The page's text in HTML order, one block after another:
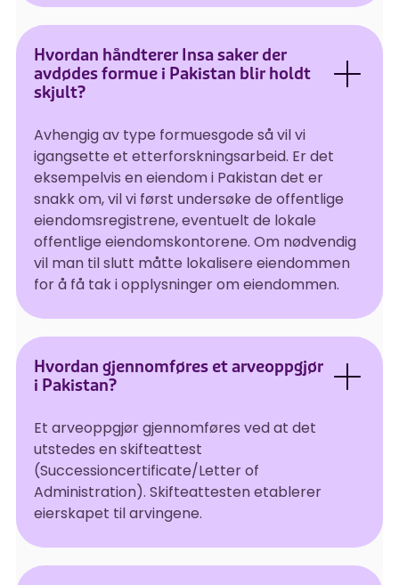
Hvordan håndterer Insa saker der
avdødes formue i Pakistan blir holdt
skjult?
Avhengig av type formuesgode så vil vi
igangsette et etterforskningsarbeid. Er det
eksempelvis en eiendom i Pakistan det er
snakk om, vil vi først undersøke de offentlige
eiendomsregistrene, eventuelt de lokale
offentlige eiendomskontorene. Om nødvendig
vil man til slutt måtte lokalisere eiendommen
for å få tak i opplysninger om eiendommen.
Hvordan gjennomføres et arveoppgjør
i Pakistan?
Et arveoppgjør gjennomføres ved at det
utstedes en skifteattest
(Successioncertificate/Letter of
Administration). Skifteattesten etablerer
eierskapet til arvingene.